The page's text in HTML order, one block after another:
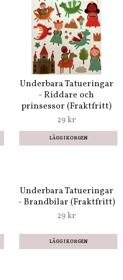
Underbara Tatueringar
- Riddare och
prinsessor (Fraktfritt)
29 kr